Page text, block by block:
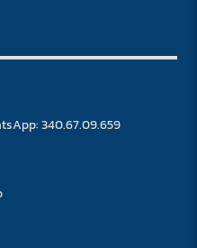
340.67.09.659